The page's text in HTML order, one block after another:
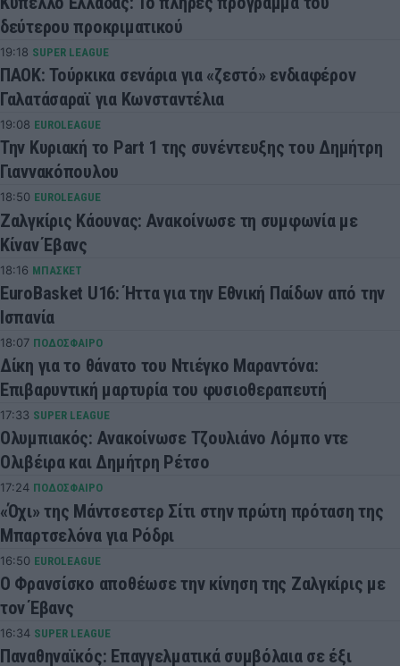
δεύτερου προκριματικού
19:18 SUPER LEAGUE
ΠΑΟΚ: Τούρκικα σενάρια για «ζεστό» ενδιαφέρον
Γαλατάσαραϊ για Κωνσταντέλια
19:08 EUROLEAGUE
Την Κυριακή το Part 1 της συνέντευξης του Δημήτρη
Γιαννακόπουλου
18:50 EUROLEAGUE
Ζαλγκίρις Κάουνας: Ανακοίνωσε τη συμφωνία με
Κίναν Έβανς
18:16 ΜΠΑΣΚΕΤ
EuroBasket U16: Ήττα για την Εθνική Παίδων από την
Ισπανία
18:07 ΠΟΔΟΣΦΑΙΡΟ
Δίκη για το θάνατο του Ντιέγκο Μαραντόνα:
Επιβαρυντική μαρτυρία του φυσιοθεραπευτή
17:33 SUPER LEAGUE
Ολυμπιακός: Ανακοίνωσε Τζουλιάνο Λόμπο ντε
Ολιβέιρα και Δημήτρη Ρέτσο
17:24 ΠΟΔΟΣΦΑΙΡΟ
«Όχι» της Μάντσεστερ Σίτι στην πρώτη πρόταση της
Μπαρτσελόνα για Ρόδρι
16:50 EUROLEAGUE
Ο Φρανσίσκο αποθέωσε την κίνηση της Ζαλγκίρις με
τον Έβανς
16:34 SUPER LEAGUE
Παναθηναϊκός: Επαγγελματικά συμβόλαια σε έξι